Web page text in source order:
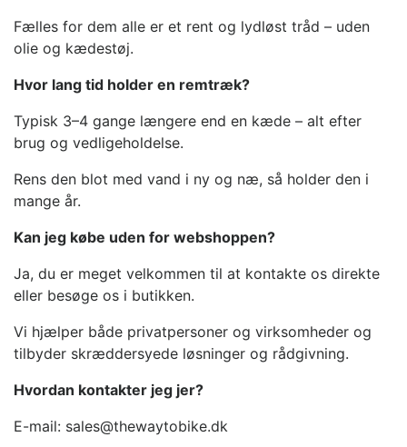
Fælles for dem alle er et rent og lydløst tråd – uden
olie og kædestøj.
Hvor lang tid holder en remtræk?
Typisk 3–4 gange længere end en kæde – alt efter
brug og vedligeholdelse.
Rens den blot med vand i ny og næ, så holder den i
mange år.
Kan jeg købe uden for webshoppen?
Ja, du er meget velkommen til at kontakte os direkte
eller besøge os i butikken.
Vi hjælper både privatpersoner og virksomheder og
tilbyder skræddersyede løsninger og rådgivning.
Hvordan kontakter jeg jer?
E-mail: sales@thewaytobike.dk